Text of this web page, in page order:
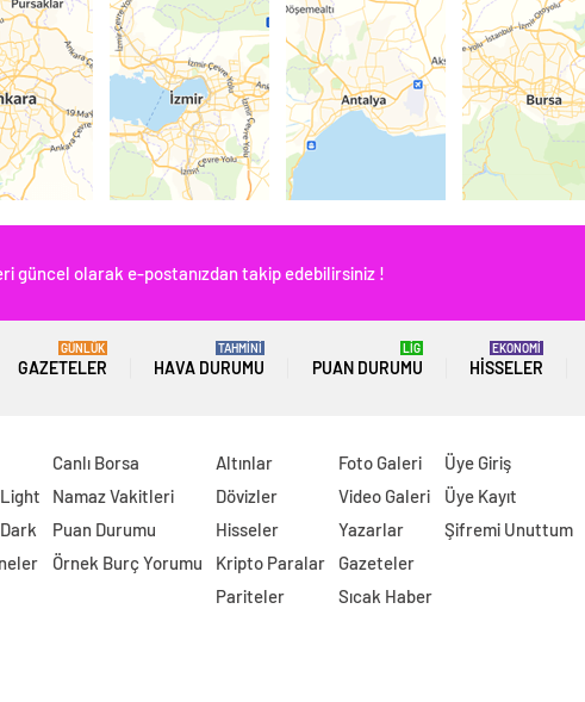
güncel olarak e-postanızdan takip edebilirsiniz !
GAZETELER
GÜNLÜK
HAVA DURUMU
TAHMİNİ
PUAN DURUMU
LİG
HISSELER
EKONOMİ
Light
Dark
Canlı Borsa
Namaz Vakitleri
Puan Durumu
Örnek Burç Yorumu
Altınlar
Dövizler
Hisseler
Kripto Paralar
Pariteler
Foto Galeri
Video Galeri
Yazarlar
Gazeteler
Sıcak Haber
Üye Giriş
Üye Kayıt
Şifremi Unuttum